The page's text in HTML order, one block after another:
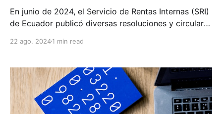
En junio de 2024, el Servicio de Rentas Internas (SRI)
de Ecuador publicó diversas resoluciones y circulares
las regulaciones aplicables a la autorretención del
calificadas como Grandes Contribuyentes. DZ1-
COZRRAC24-00000002 Declarar la extinción de las
obligaciones tributarias administradas por
22 ago. 20241 min read